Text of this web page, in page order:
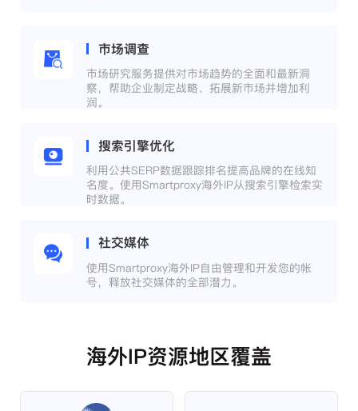
市场调查
市场研究服务提供对市场趋势的全面和最新洞
察，帮助企业制定战略、拓展新市场并增加利
润。
搜索引擎优化
利用公共SERP数据跟踪排名提高品牌的在线知
名度。使用Smartproxy海外IP从搜索引擎检索实
时数据。
社交媒体
使用Smartproxy海外IP自由管理和开发您的帐
号，释放社交媒体的全部潜力。
海外IP资源地区覆盖